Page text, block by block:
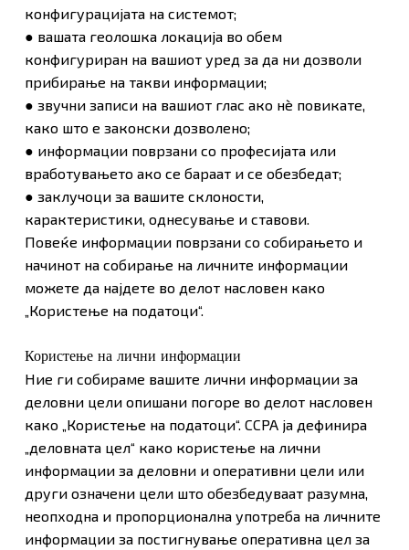
конфигурацијата на системот;
● вашата геолошка локација во обем
конфигуриран на вашиот уред за да ни дозволи
прибирање на такви информации;
● звучни записи на вашиот глас ако нè повикате,
како што е законски дозволено;
● информации поврзани со професијата или
вработувањето ако се бараат и се обезбедат;
● заклучоци за вашите склоности,
карактеристики, однесување и ставови.
Повеќе информации поврзани со собирањето и
начинот на собирање на личните информации
можете да најдете во делот насловен како
„Користење на податоци“.
Користење на лични информации
Ние ги собираме вашите лични информации за
деловни цели опишани погоре во делот насловен
како „Користење на податоци“. CCPA ја дефинира
„деловната цел“ како користење на лични
информации за деловни и оперативни цели или
други означени цели што обезбедуваат разумна,
неопходна и пропорционална употреба на личните
информации за постигнување оперативна цел за